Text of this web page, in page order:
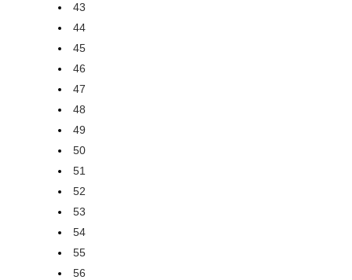
43
44
45
46
47
48
49
50
51
52
53
54
55
56